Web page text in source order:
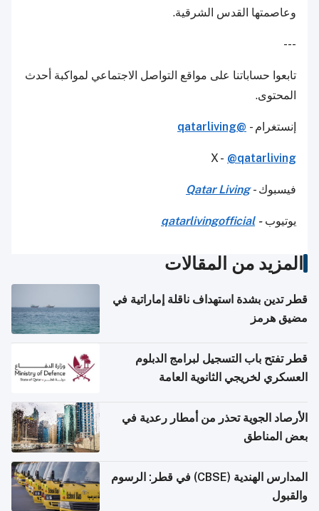
وعاصمتها القدس الشرقية.
---
تابعوا حساباتنا على مواقع التواصل الاجتماعي لمواكبة أحدث
المحتوى.
إنستغرام - @qatarliving
X - @qatarliving
فيسبوك -Qatar Living
يوتيوب-
qatarlivingofficial
المزيد من المقالات
قطر تدين بشدة استهداف ناقلة إماراتية في
مضيق هرمز
قطر تفتح باب التسجيل لبرامج الدبلوم
العسكري لخريجي الثانوية العامة
الأرصاد الجوية تحذر من أمطار رعدية في
بعض المناطق
المدارس الهندية (CBSE) في قطر: الرسوم
والقبول